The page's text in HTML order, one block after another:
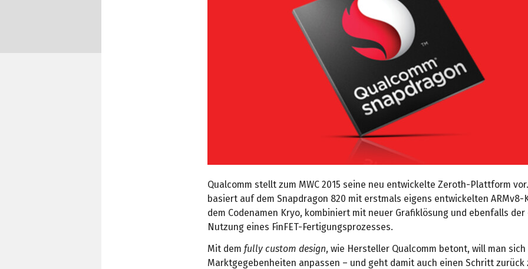
Qualcomm stellt zum MWC 2015 seine neu entwickelte Zeroth-Plattform
basiert auf dem Snapdragon 820 mit erstmals eigens entwickelten ARMv8-
dem Codenamen Kryo, kombiniert mit neuer Grafiklösung und ebenfalls
Nutzung eines FinFET-Fertigungsprozesses.
Mit dem fully custom design, wie Hersteller Qualcomm betont, will man sich
Marktgegebenheiten anpassen – und geht damit auch einen Schritt zurück